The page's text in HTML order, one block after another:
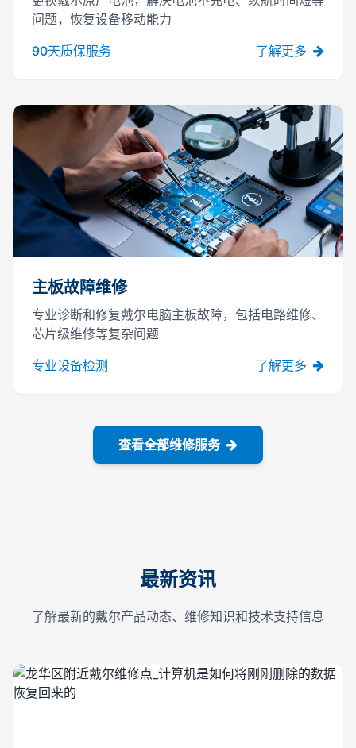
问题，恢复设备移动能力
90天质保服务
了解更多
主板故障维修
专业诊断和修复戴尔电脑主板故障，包括电路维修、
芯片级维修等复杂问题
专业设备检测
了解更多
查看全部维修服务
最新资讯
了解最新的戴尔产品动态、维修知识和技术支持信息